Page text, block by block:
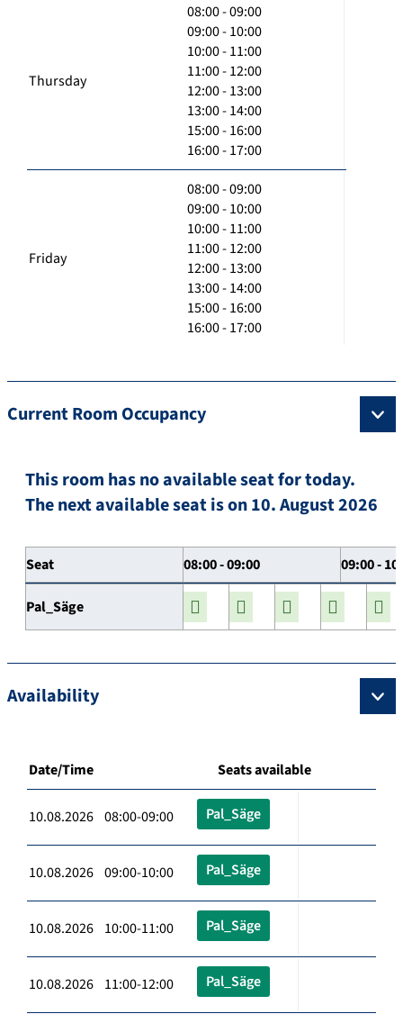
Thursday
08:00 - 09:00
09:00 - 10:00
10:00 - 11:00
11:00 - 12:00
12:00 - 13:00
13:00 - 14:00
15:00 - 16:00
16:00 - 17:00
Friday
08:00 - 09:00
09:00 - 10:00
10:00 - 11:00
11:00 - 12:00
12:00 - 13:00
13:00 - 14:00
15:00 - 16:00
16:00 - 17:00
Current Room Occupancy
This room has no available seat for today.
The next available seat is on 10. August 2026
Seat 08:00 - 09:00 09:00 -
Pal_Säge
Availability
Date/Time Seats available
10.08.2026 08:00-09:00 Pal_Säge
10.08.2026 09:00-10:00 Pal_Säge
10.08.2026 10:00-11:00 Pal_Säge
10.08.2026 11:00-12:00 Pal_Säge